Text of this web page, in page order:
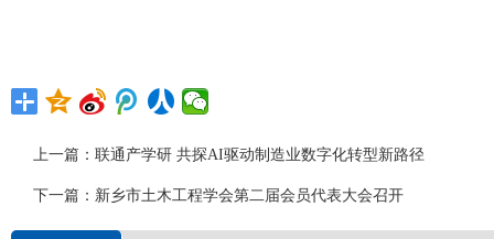
上一篇： 联通产学研 共探AI驱动制造业数字化转型新路径
下一篇： 新乡市土木工程学会第二届会员代表大会召开